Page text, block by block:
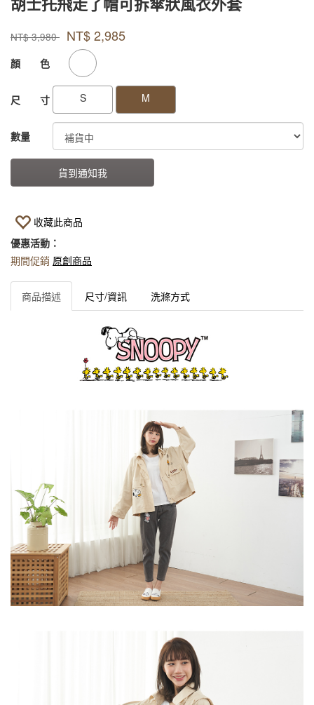
PJBNC001
PJBNC001
Peanuts
NT$3,980 NT$2,985
GOODS000000000000000861777
顏 色
尺 寸 S M
數量
貨到通知我
收藏此商品
優惠活動：
期間促銷 原創商品
商品描述 尺寸/資訊 洗滌方式